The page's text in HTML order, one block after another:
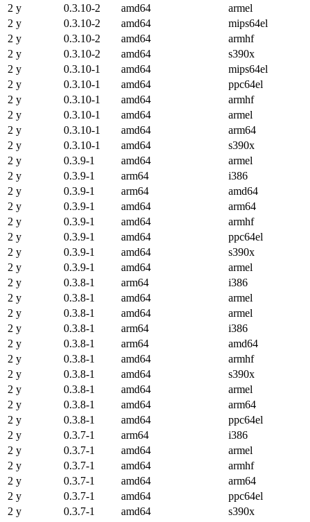
2 y
0.3.10-2 amd64
armel
2 y
0.3.10-2 amd64
mips64el
2 y
0.3.10-2 amd64
armhf
2 y
0.3.10-2 amd64
s390x
2 y
0.3.10-1 amd64
mips64el
2 y
0.3.10-1 amd64
ppc64el
2 y
0.3.10-1 amd64
armhf
2 y
0.3.10-1 amd64
armel
2 y
0.3.10-1 amd64
arm64
2 y
0.3.10-1 amd64
s390x
2 y
0.3.9-1 amd64
armel
2 y
0.3.9-1 arm64
i386
2 y
0.3.9-1 arm64
amd64
2 y
0.3.9-1 amd64
arm64
2 y
0.3.9-1 amd64
armhf
2 y
0.3.9-1 amd64
ppc64el
2 y
0.3.9-1 amd64
s390x
2 y
0.3.9-1 amd64
armel
2 y
0.3.8-1 arm64
i386
2 y
0.3.8-1 amd64
armel
2 y
0.3.8-1 amd64
armel
2 y
0.3.8-1 arm64
i386
2 y
0.3.8-1 arm64
amd64
2 y
0.3.8-1 amd64
armhf
2 y
0.3.8-1 amd64
s390x
2 y
0.3.8-1 amd64
armel
2 y
0.3.8-1 amd64
arm64
2 y
0.3.8-1 amd64
ppc64el
2 y
0.3.7-1 arm64
i386
2 y
0.3.7-1 amd64
armel
2 y
0.3.7-1 amd64
armhf
2 y
0.3.7-1 amd64
arm64
2 y
0.3.7-1 amd64
ppc64el
2 y
0.3.7-1 amd64
s390x